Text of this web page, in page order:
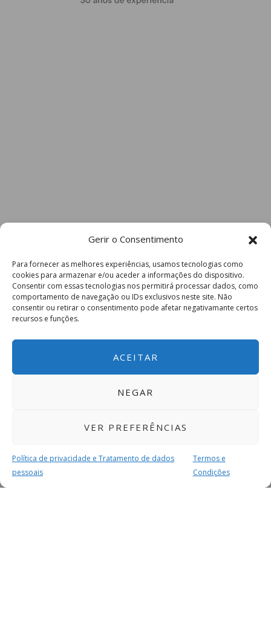
Gerir o Consentimento
Para fornecer as melhores experiências, usamos tecnologias como
cookies para armazenar e/ou aceder a informações do dispositivo.
Consentir com essas tecnologias nos permitirá processar dados, como
comportamento de navegação ou IDs exclusivos neste site. Não
consentir ou retirar o consentimento pode afetar negativamante certos
recursos e funções.
ACEITAR
NEGAR
VER PREFERÊNCIAS
Política de privacidade e Tratamento de dados
pessoais
Termos e
Condições